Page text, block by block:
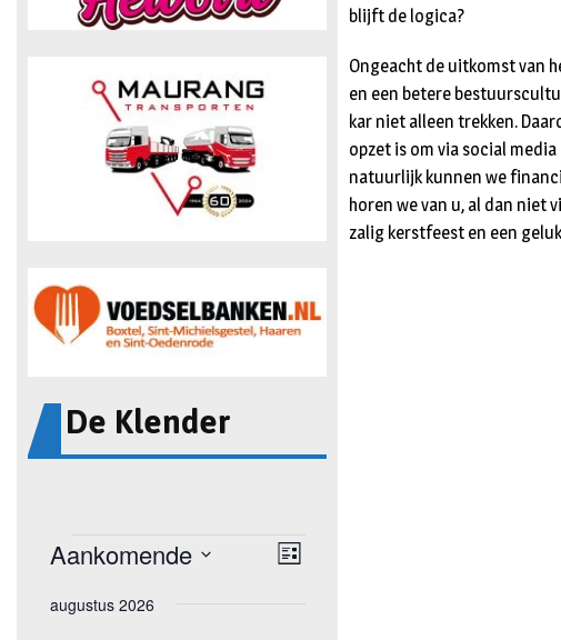
De Klender
blijft de logica?
Ongeacht de uitkomst van
en een betere
kar niet alleen trekken.
opzet is om via social
natuurlijk kunnen we
horen we van u, al dan niet
zalig kerstfeest en een